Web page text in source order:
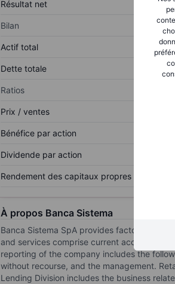
Résultat net
Bilan
Actif total
Dette totale
Ratios
Prix / ventes
Bénéfice par action
Dividende par action
Rendement des capitaux propres
À propos Banca Sistema
Banca Sistema SpA provides factoring
and services comprise current accounts,
reporting of the company includes the
without recourse, and the management.
Lending Division includes the business